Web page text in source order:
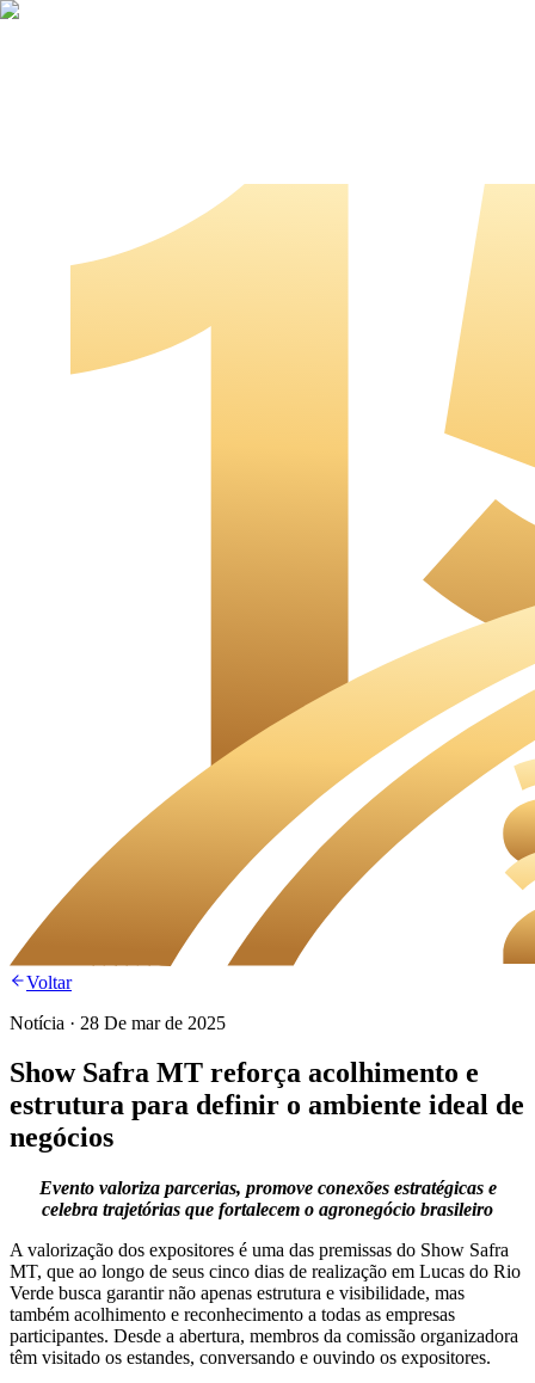
Voltar
Notícia · 28 De mar de 2025
Show Safra MT reforça acolhimento e
estrutura para definir o ambiente ideal de
negócios
Evento valoriza parcerias, promove conexões estratégicas e
celebra trajetórias que fortalecem o agronegócio brasileiro
A valorização dos expositores é uma das premissas do Show Safra
MT, que ao longo de seus cinco dias de realização em Lucas do Rio
Verde busca garantir não apenas estrutura e visibilidade, mas
também acolhimento e reconhecimento a todas as empresas
participantes. Desde a abertura, membros da comissão organizadora
têm visitado os estandes, conversando e ouvindo os expositores.